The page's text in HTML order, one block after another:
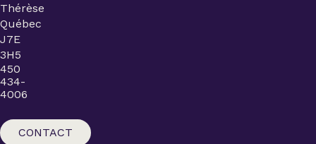
Thérèse
Québec
J7E
3H5
450
434-
4006
CONTACT